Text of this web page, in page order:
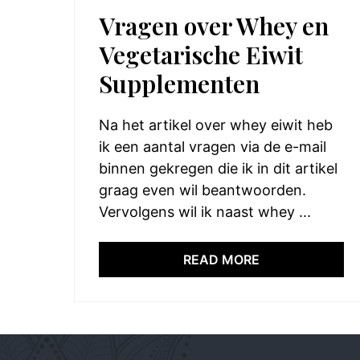
Vragen over Whey en
Vegetarische Eiwit
Supplementen
Na het artikel over whey eiwit heb
ik een aantal vragen via de e-mail
binnen gekregen die ik in dit artikel
graag even wil beantwoorden.
Vervolgens wil ik naast whey ...
READ MORE